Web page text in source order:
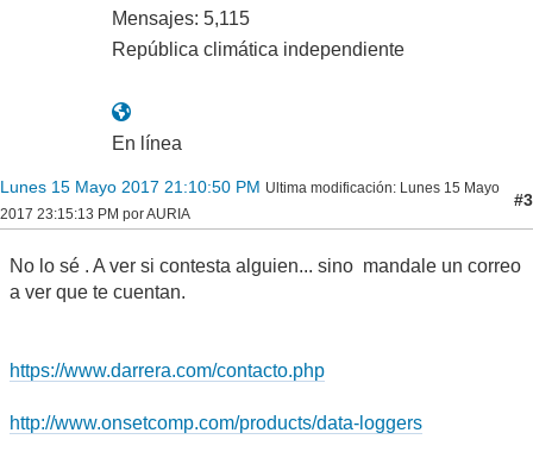
Mensajes: 5,115
República climática independiente
En línea
Lunes 15 Mayo 2017 21:10:50 PM Ultima modificación: Lunes 15 Mayo
2017 23:15:13 PM por AURIA
#3
No lo sé . A ver si contesta alguien... sino mandale un correo
a ver que te cuentan.
https://www.darrera.com/contacto.php
http://www.onsetcomp.com/products/data-loggers